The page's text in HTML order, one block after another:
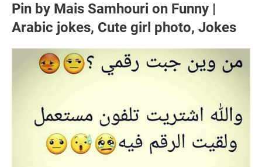
Pin by Mais Samhouri on Funny |
Arabic jokes, Cute girl photo, Jokes